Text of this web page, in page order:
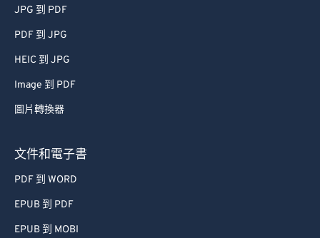
JPG 到 PDF
PDF 到 JPG
HEIC 到 JPG
Image 到 PDF
圖片轉換器
文件和電子書
PDF 到 WORD
EPUB 到 PDF
EPUB 到 MOBI